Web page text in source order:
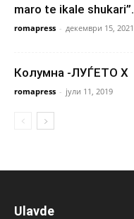
maro te ikale shukari”.
romapress - декември 15, 2021
Колумна -ЛУЃЕТО X
romapress - јули 11, 2019
Ulavde